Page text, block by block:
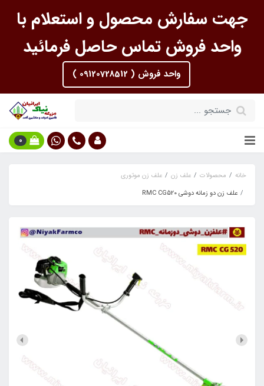
جهت سفارش محصول و استعلام با
واحد فروش تماس حاصل فرمائید
واحد فروش ( 09120728512 )
0
خانه محصولات علف زن
علف زن موتوری
علف زن دو زمانه دوشی RMC CG520